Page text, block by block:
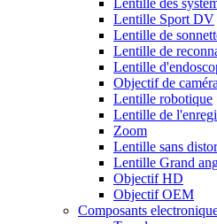
Lentille des
Lentille Sport DV
Lentille de
Lentille de
Lentille
Objectif de
Lentille robotique
Lentille de
Zoom
Lentille sans
Lentille Grand
Objectif HD
Objectif OEM
Composants